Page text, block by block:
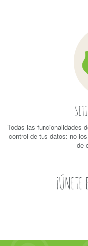
Todas las funcionalidades
control de tus datos: no
de